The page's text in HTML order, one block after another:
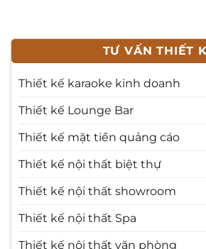
TƯ VẤN THIẾT
Thiết kế karaoke kinh doanh
Thiết kế Lounge Bar
Thiết kế mặt tiền quảng cáo
Thiết kế nội thất biệt thự
Thiết kế nội thất showroom
Thiết kế nội thất Spa
Thiết kế nội thất văn phòng